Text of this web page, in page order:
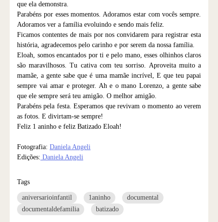
que ela demonstra.
Parabéns por esses momentos. Adoramos estar com vocês sempre.
Adoramos ver a família evoluindo e sendo mais feliz.
Ficamos contentes de mais por nos convidarem para registrar esta
história, agradecemos pelo carinho e por serem da nossa família.
Eloah, somos encantados por ti e pelo mano, esses olhinhos claros
são maravilhosos. Tu cativa com teu sorriso. Aproveita muito a
mamãe, a gente sabe que é uma mamãe incrível, E que teu papai
sempre vai amar e proteger. Ah e o mano Lorenzo, a gente sabe
que ele sempre será teu amigão. O melhor amigão.
Parabéns pela festa. Esperamos que revivam o momento ao verem
as fotos. E divirtam-se sempre!
Feliz 1 aninho e feliz Batizado Eloah!
Fotografia: Daniela Angeli
Edições: Daniela Angeli
Tags
aniversarioinfantil 1aninho
documental
documentaldefamilia
batizado